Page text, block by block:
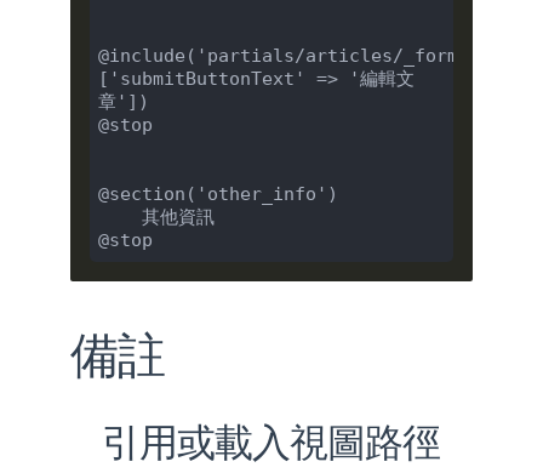
@include('partials/articles/_form',
['submitButtonText' => '編輯文
章'])
@stop
@section('other_info')
    其他資訊
備註
引用或載入視圖路徑